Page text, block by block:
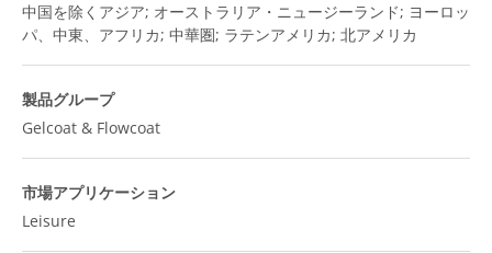
中国を除くアジア; オーストラリア・ニュージーランド; ヨーロッ
パ、中東、アフリカ; 中華圏; ラテンアメリカ; 北アメリカ
製品グループ
Gelcoat & Flowcoat
市場アプリケーション
Leisure